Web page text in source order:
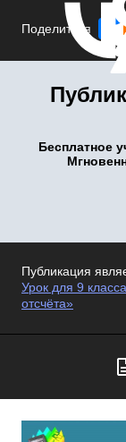
Поделиться
Бесплатное
Публикация
Урок для 9
отсчёта»